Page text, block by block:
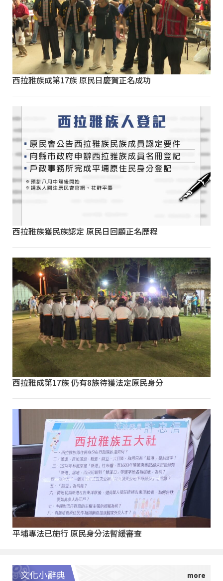
西拉雅族成第17族 原民日慶賀正名成功
西拉雅族獲民族認定 原民日回顧正名歷程
西拉雅成第17族 仍有8族待獲法定原民身分
平埔專法已施行 原民身分法暫緩審查
文化小辭典